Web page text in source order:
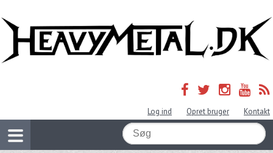
Log ind Opret bruger Kontakt